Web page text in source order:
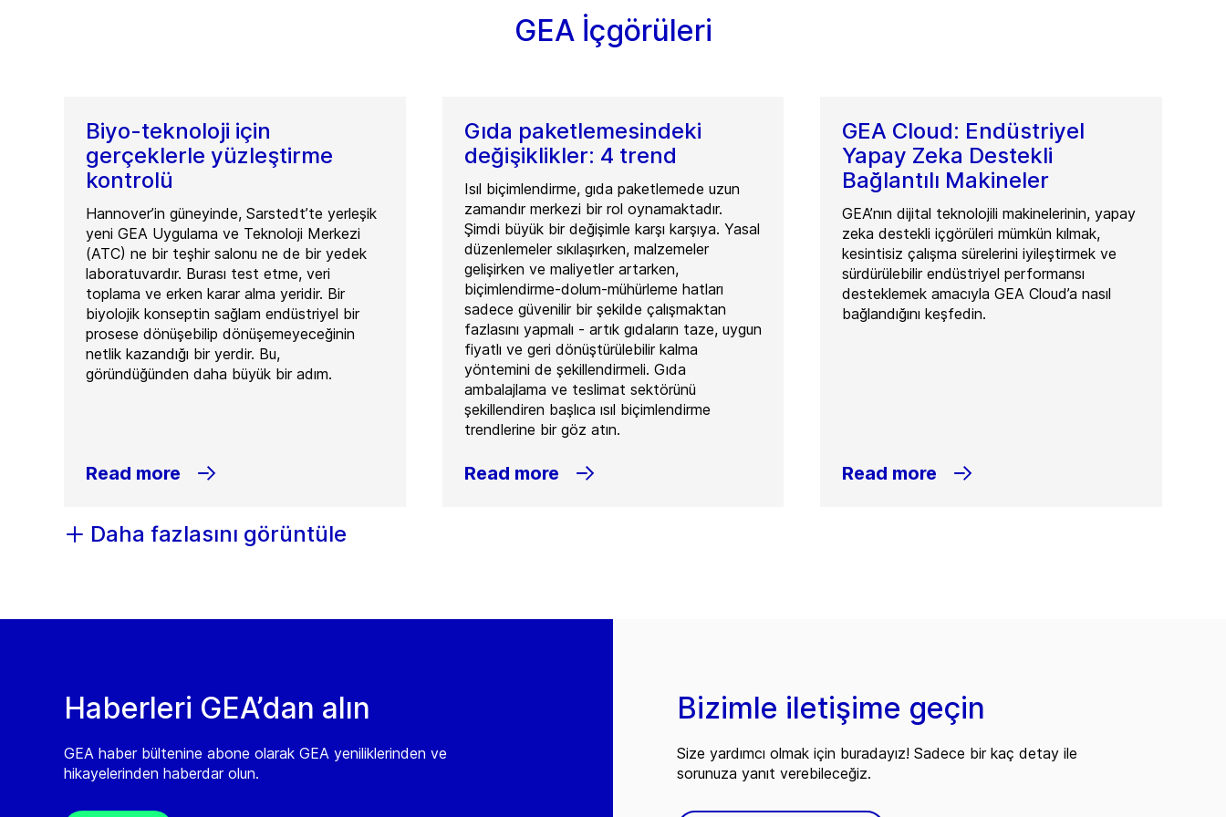
GEA İçgörüleri
Biyo-teknoloji için
gerçeklerle yüzleştirme
kontrolü
Hannover’in güneyinde, Sarstedt’te yerleşik
yeni GEA Uygulama ve Teknoloji Merkezi
(ATC) ne bir teşhir salonu ne de bir yedek
laboratuvardır. Burası test etme, veri
toplama ve erken karar alma yeridir. Bir
biyolojik konseptin sağlam endüstriyel bir
prosese dönüşebilip dönüşemeyeceğinin
netlik kazandığı bir yerdir. Bu,
göründüğünden daha büyük bir adım.
Read more
Gıda paketlemesindeki
değişiklikler: 4 trend
Isıl biçimlendirme, gıda paketlemede uzun
zamandır merkezi bir rol oynamaktadır.
Şimdi büyük bir değişimle karşı karşıya. Yasal
düzenlemeler sıkılaşırken, malzemeler
gelişirken ve maliyetler artarken,
biçimlendirme-dolum-mühürleme hatları
sadece güvenilir bir şekilde çalışmaktan
fazlasını yapmalı - artık gıdaların taze, uygun
fiyatlı ve geri dönüştürülebilir kalma
yöntemini de şekillendirmeli. Gıda
ambalajlama ve teslimat sektörünü
şekillendiren başlıca ısıl biçimlendirme
trendlerine bir göz atın.
Read more
GEA Cloud: Endüstriyel
Yapay Zeka Destekli
Bağlantılı Makineler
GEA’nın dijital teknolojili makinelerinin, yapay
zeka destekli içgörüleri mümkün kılmak,
kesintisiz çalışma sürelerini iyileştirmek ve
sürdürülebilir endüstriyel performansı
desteklemek amacıyla GEA Cloud’a nasıl
bağlandığını keşfedin.
Read more
Daha fazlasını görüntüle
Haberleri GEA’dan alın
GEA haber bültenine abone olarak GEA yeniliklerinden ve
hikayelerinden haberdar olun.
Bizimle iletişime geçin
Size yardımcı olmak için buradayız! Sadece bir kaç detay ile
sorunuza yanıt verebileceğiz.